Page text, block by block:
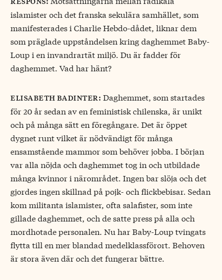
islamister och det franska sekulära samhället, som
manifesterades i Charlie Hebdo-dådet, liknar dem
som präglade uppståndelsen kring daghemmet Baby-
Loup i en invandrartät miljö. Du är fadder för
daghemmet. Vad har hänt?
elisabeth badinter: Daghemmet, som startades
för 20 år sedan av en feministisk chilenska, är unikt
och på många sätt en föregångare. Det är öppet
dygnet runt vilket är nödvändigt för många
ensamstående mammor som behöver jobba. I början
var alla nöjda och daghemmet tog in och utbildade
många kvinnor i närområdet. Ingen bar slöja och det
gjordes ingen skillnad på pojk- och flickbebisar. Sedan
kom militanta islamister, ofta salafister, som inte
gillade daghemmet, och de satte press på alla och
mordhotade personalen. Nu har Baby-Loup tvingats
flytta till en mer blandad medelklassförort. Behoven
är stora även där och det fungerar bättre.